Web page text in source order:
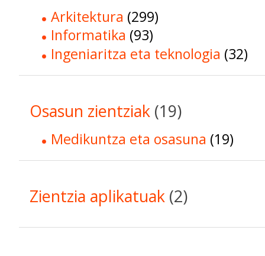
Arkitektura (299)
Informatika (93)
Ingeniaritza eta teknologia (32)
Osasun zientziak (19)
Medikuntza eta osasuna (19)
Zientzia aplikatuak (2)